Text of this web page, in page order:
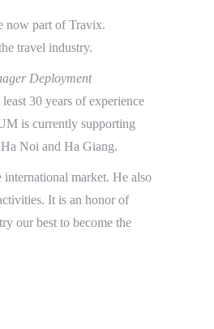
now part of Travix.
travel industry.
Deployment
30 years of experience
is currently supporting
Noi and Ha Giang.
market. He also
It is an honor of
our best to become the